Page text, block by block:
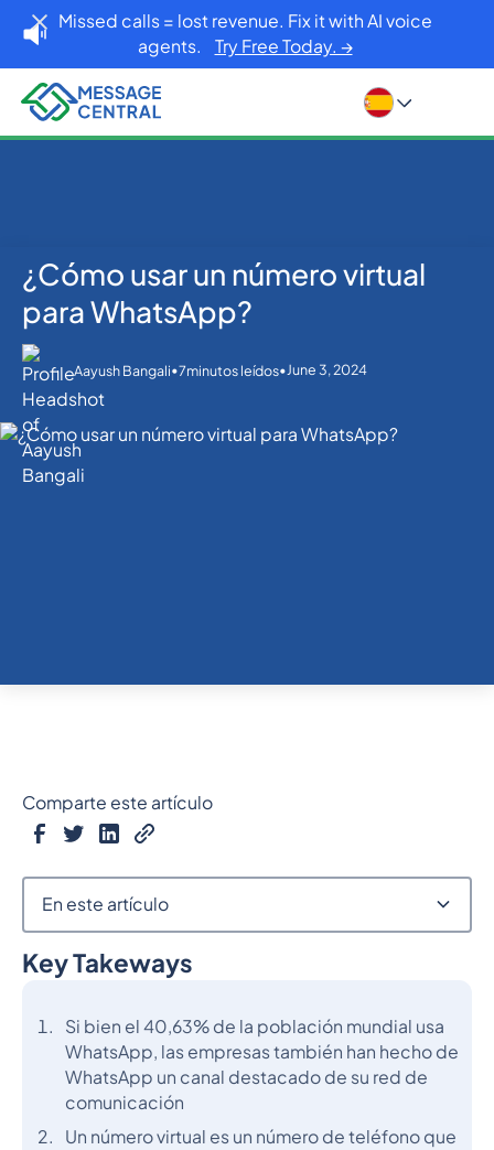
Missed calls = lost revenue. Fix it with AI voice
agents. Try Free Today. →
Inicio Blog
WhatsApp
¿Cómo usar un número virtual
para WhatsApp?
Aayush Bangali•7minutos leídos•June 3, 2024
Key Takeways
Si bien el 40,63% de la población mundial usa
WhatsApp, las empresas también han hecho de
WhatsApp un canal destacado de su red de
comunicación
Un número virtual es un número de teléfono que
Comparte este artículo
En este artículo
Epígrafe 2